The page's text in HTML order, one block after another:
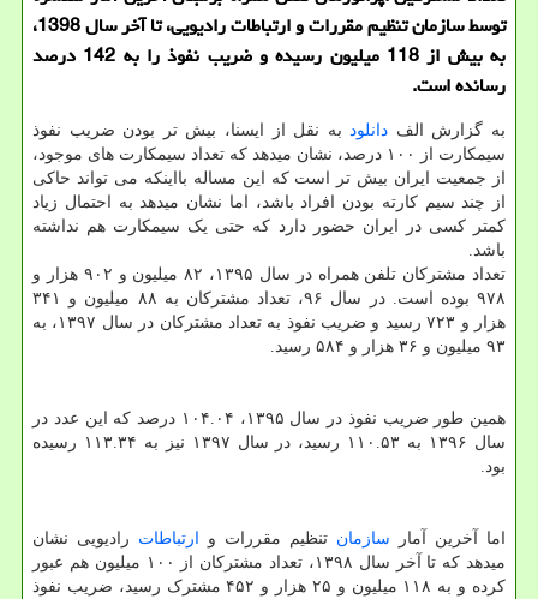
توسط سازمان تنظیم مقررات و ارتباطات رادیویی، تا آخر سال 1398،
به بیش از 118 میلیون رسیده و ضریب نفوذ را به 142 درصد
رسانده است.
به گزارش الف دانلود به نقل از ایسنا، بیش تر بودن ضریب نفوذ
سیمکارت از ۱۰۰ درصد، نشان میدهد که تعداد سیمکارت های موجود،
از جمعیت ایران بیش تر است که این مساله بااینکه می تواند حاکی
از چند سیم کارته بودن افراد باشد، اما نشان میدهد به احتمال زیاد
کمتر کسی در ایران حضور دارد که حتی یک سیمکارت هم نداشته
باشد.
تعداد مشترکان تلفن همراه در سال ۱۳۹۵، ۸۲ میلیون و ۹۰۲ هزار و
۹۷۸ بوده است. در سال ۹۶، تعداد مشترکان به ۸۸ میلیون و ۳۴۱
هزار و ۷۲۳ رسید و ضریب نفوذ به تعداد مشترکان در سال ۱۳۹۷، به
۹۳ میلیون و ۳۶ هزار و ۵۸۴ رسید.
همین طور ضریب نفوذ در سال ۱۳۹۵، ۱۰۴.۰۴ درصد که این عدد در
سال ۱۳۹۶ به ۱۱۰.۵۳ رسید، در سال ۱۳۹۷ نیز به ۱۱۳.۳۴ رسیده
بود.
اما آخرین آمار سازمان تنظیم مقررات و ارتباطات رادیویی نشان
میدهد که تا آخر سال ۱۳۹۸، تعداد مشترکان از ۱۰۰ میلیون هم عبور
کرده و به ۱۱۸ میلیون و ۲۵ هزار و ۴۵۲ مشترک رسید، ضریب نفوذ